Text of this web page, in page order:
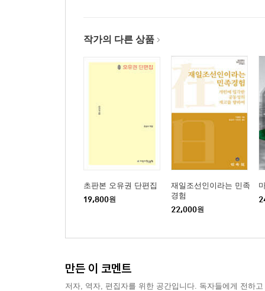
작가의 다른 상품
초판본 오유권 단편집
19,800원
재일조선인이라는 민족
경험
22,000원
만든 이 코멘트
저자, 역자, 편집자를 위한 공간입니다. 독자들에게 전하